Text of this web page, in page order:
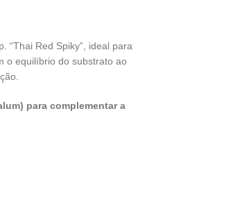
“Thai Red Spiky”, ideal para
o equilíbrio do substrato ao
para complementar a